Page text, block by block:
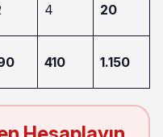
4 20
410 1.150